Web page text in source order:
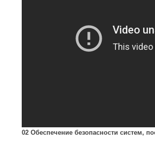
02 Обеспечение безопасности систем,